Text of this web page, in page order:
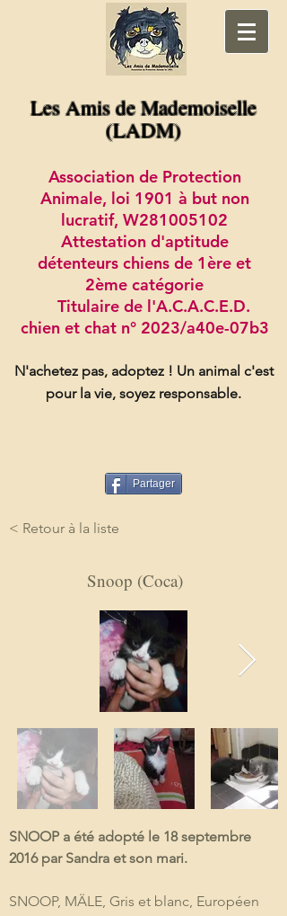
Les Amis de Mademoiselle
(LADM)
Association de Protection
Animale, loi 1901 à but non
lucratif, W281005102
Attestation d'aptitude
détenteurs chiens de 1ère et
2ème catégorie
Titulaire de l'A.C.A.C.E.D.
chien et chat n° 2023/a40e-07b3
N'achetez pas, adoptez ! Un animal c'est
pour la vie, soyez responsable.
Partager
< Retour à la liste
Snoop (Coca)
SNOOP a été adopté le 18 septembre
2016 par Sandra et son mari.
SNOOP, MÄLE, Gris et blanc, Européen